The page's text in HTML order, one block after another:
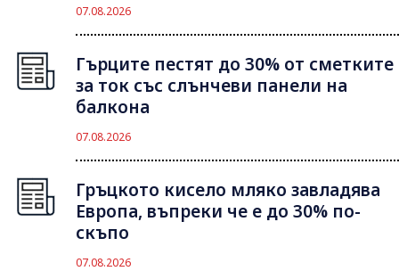
07.08.2026
Гърците пестят до 30% от сметките
за ток със слънчеви панели на
балкона
07.08.2026
Гръцкото кисело мляко завладява
Европа, въпреки че е до 30% по-
скъпо
07.08.2026